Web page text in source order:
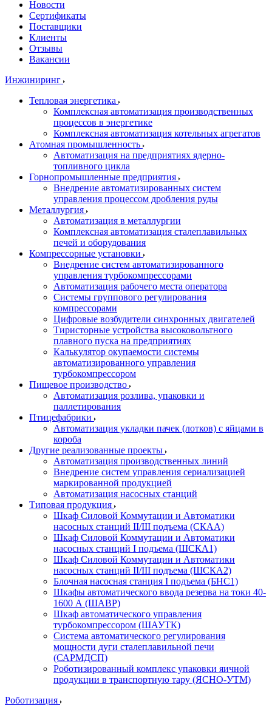
Новости
Сертификаты
Поставщики
Клиенты
Отзывы
Вакансии
Инжиниринг
Тепловая энергетика
Комплексная автоматизация производственных
процессов в энергетике
Комплексная автоматизация котельных агрегатов
Атомная промышленность
Автоматизация на предприятиях ядерно-
топливного цикла
Горнопромышленные предприятия
Внедрение автоматизированных систем
управления процессом дробления руды
Металлургия
Автоматизация в металлургии
Комплексная автоматизация сталеплавильных
печей и оборудования
Компрессорные установки
Внедрение систем автоматизированного
управления турбокомпрессорами
Автоматизация рабочего места оператора
Системы группового регулирования
компрессорами
Цифровые возбудители синхронных двигателей
Тиристорные устройства высоковольтного
плавного пуска на предприятиях
Калькулятор окупаемости системы
автоматизированного управления
турбокомпрессором
Пищевое производство
Автоматизация розлива, упаковки и
паллетирования
Птицефабрики
Автоматизация укладки пачек (лотков) с яйцами в
короба
Другие реализованные проекты
Автоматизация производственных линий
Внедрение систем управления сериализацией
маркированной продукцией
Автоматизация насосных станций
Типовая продукция
Шкаф Силовой Коммутации и Автоматики
насосных станций II/III подъема (СКАА)
Шкаф Силовой Коммутации и Автоматики
насосных станций I подъема (ШСКА1)
Шкаф Силовой Коммутации и Автоматики
насосных станций II/III подъема (ШСКА2)
Блочная насосная станция I подъема (БНС1)
Шкафы автоматического ввода резерва на токи 40-
1600 А (ШАВР)
Шкаф автоматического управления
турбокомпрессором (ШАУТК)
Система автоматического регулирования
мощности дуги сталеплавильной печи
(САРМДСП)
Роботизированный комплекс упаковки яичной
продукции в транспортную тару (ЯСНО-УТМ)
Роботизация